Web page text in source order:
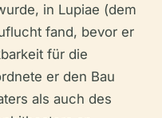
in Lupiae (dem
fand, bevor er
für die
er den Bau
als auch des